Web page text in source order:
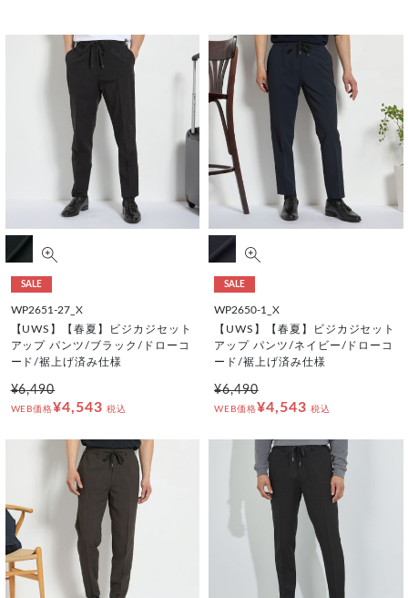
SALE
WP2651-27_X
【UWS】【春夏】ビジカジセット
アップ パンツ/ブラック/ドローコ
ード/裾上げ済み仕様
¥6,490
WEB価格¥4,543 税込
SALE
WP2650-1_X
【UWS】【春夏】ビジカジセット
アップ パンツ/ネイビー/ドローコ
ード/裾上げ済み仕様
¥6,490
WEB価格¥4,543 税込